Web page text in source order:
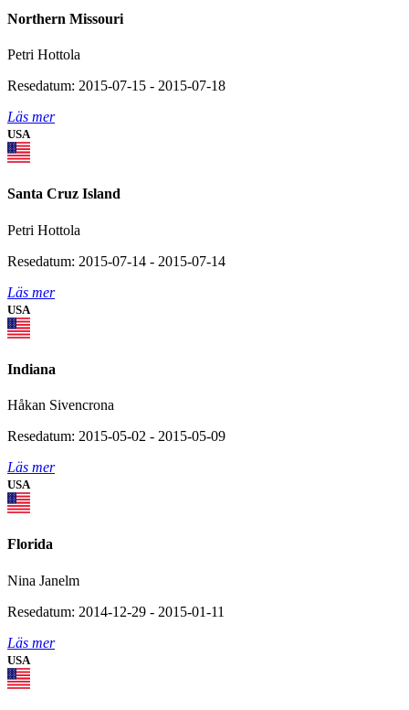
Northern Missouri
Petri Hottola
Resedatum: 2015-07-15 - 2015-07-18
Läs mer
USA
Santa Cruz Island
Petri Hottola
Resedatum: 2015-07-14 - 2015-07-14
Läs mer
USA
Indiana
Håkan Sivencrona
Resedatum: 2015-05-02 - 2015-05-09
Läs mer
USA
Florida
Nina Janelm
Resedatum: 2014-12-29 - 2015-01-11
Läs mer
USA